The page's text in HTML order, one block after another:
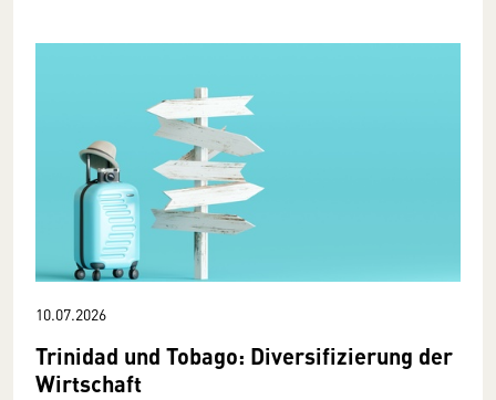
10.07.2026
Trinidad und Tobago: Diversifizierung der
Wirtschaft